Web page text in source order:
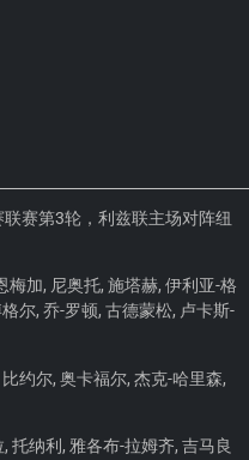
赛第3轮，利兹联主场对阵纽
加, 尼奥托, 施塔赫, 伊利亚-格
尔, 乔-罗顿, 古德蒙松, 卢卡斯-
约尔, 奥卡福尔, 杰克-哈里森,
托纳利, 雅各布-拉姆齐, 吉马良